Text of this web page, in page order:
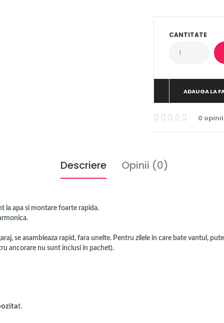
CANTITATE
ADAUGA LA
0 opinii
Descriere Opinii (0)
la apa si montare foarte rapida.
se asambleaza rapid, fara unelte. Pentru zilele in care bate vantul,
ancorare nu sunt inclusi in pachet).
t.